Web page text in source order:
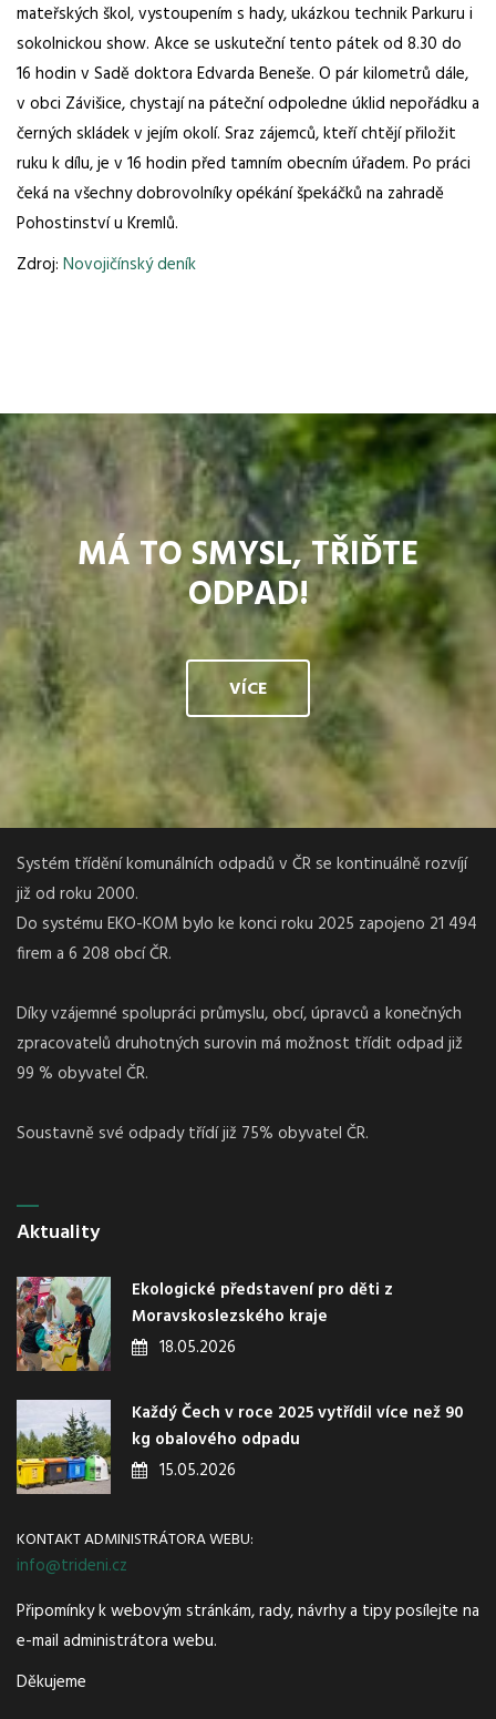
mateřských škol, vystoupením s hady, ukázkou technik Parkuru i
sokolnickou show. Akce se uskuteční tento pátek od 8.30 do
16 hodin v Sadě doktora Edvarda Beneše. O pár kilometrů dále,
v obci Závišice, chystají na páteční odpoledne úklid nepořádku a
černých skládek v jejím okolí. Sraz zájemců, kteří chtějí přiložit
ruku k dílu, je v 16 hodin před tamním obecním úřadem. Po práci
čeká na všechny dobrovolníky opékání špekáčků na zahradě
Pohostinství u Kremlů.
Zdroj: Novojičínský deník
MÁ TO SMYSL, TŘIĎTE
ODPAD!
VÍCE
Systém třídění komunálních odpadů v ČR se kontinuálně rozvíjí
již od roku 2000.
Do systému EKO-KOM bylo ke konci roku 2025 zapojeno 21 494
firem a 6 208 obcí ČR.
Díky vzájemné spolupráci průmyslu, obcí, úpravců a konečných
zpracovatelů druhotných surovin má možnost třídit odpad již
99 % obyvatel ČR.
Soustavně své odpady třídí již 75% obyvatel ČR.
Aktuality
Ekologické představení pro děti z
Moravskoslezského kraje
18.05.2026
Každý Čech v roce 2025 vytřídil více než 90
kg obalového odpadu
15.05.2026
KONTAKT ADMINISTRÁTORA WEBU:
info@trideni.cz
Připomínky k webovým stránkám, rady, návrhy a tipy posílejte na
e-mail administrátora webu.
Děkujeme